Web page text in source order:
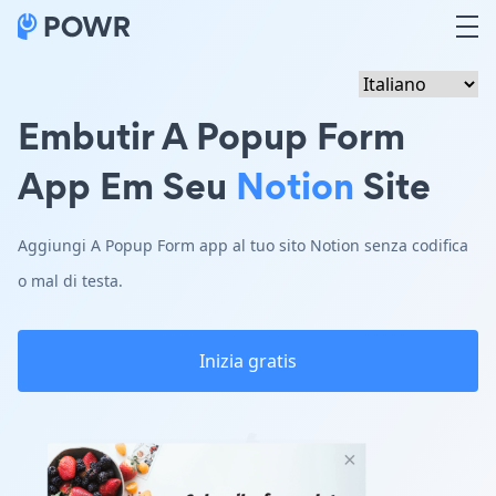
Embutir A Popup Form
App Em Seu NotionSite
Aggiungi A Popup Form app al tuo sito Notion senza codifica
o mal di testa.
Inizia gratis